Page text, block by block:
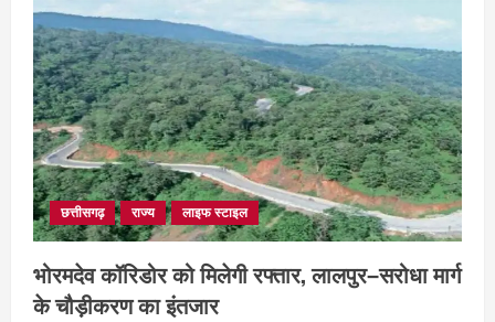
छत्तीसगढ़ राज्य लाइफ स्टाइल
भोरमदेव कॉरिडोर को मिलेगी रफ्तार, लालपुर–सरोधा मार्ग
के चौड़ीकरण का इंतजार